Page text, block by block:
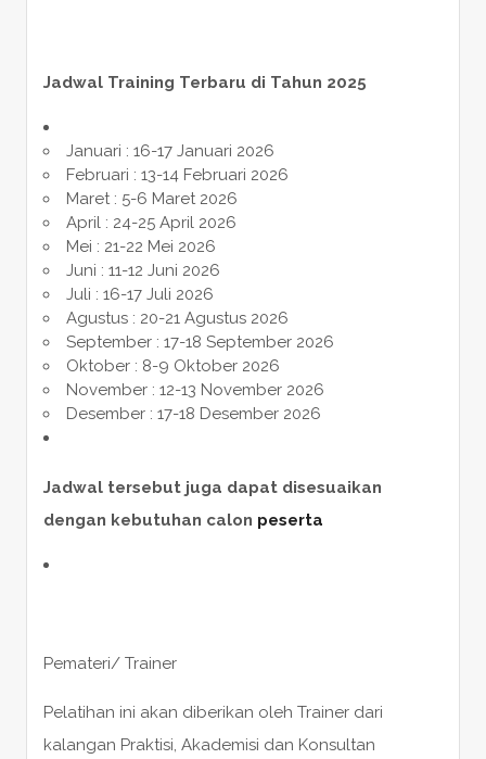
Jadwal Training Terbaru di Tahun 2025
Januari : 16-17 Januari 2026
Februari : 13-14 Februari 2026
Maret : 5-6 Maret 2026
April : 24-25 April 2026
Mei : 21-22 Mei 2026
Juni : 11-12 Juni 2026
Juli : 16-17 Juli 2026
Agustus : 20-21 Agustus 2026
September : 17-18 September 2026
Oktober : 8-9 Oktober 2026
November : 12-13 November 2026
Desember : 17-18 Desember 2026
Jadwal tersebut juga dapat disesuaikan
dengan kebutuhan calon peserta
Pemateri/ Trainer
Pelatihan ini akan diberikan oleh Trainer dari
kalangan Praktisi, Akademisi dan Konsultan